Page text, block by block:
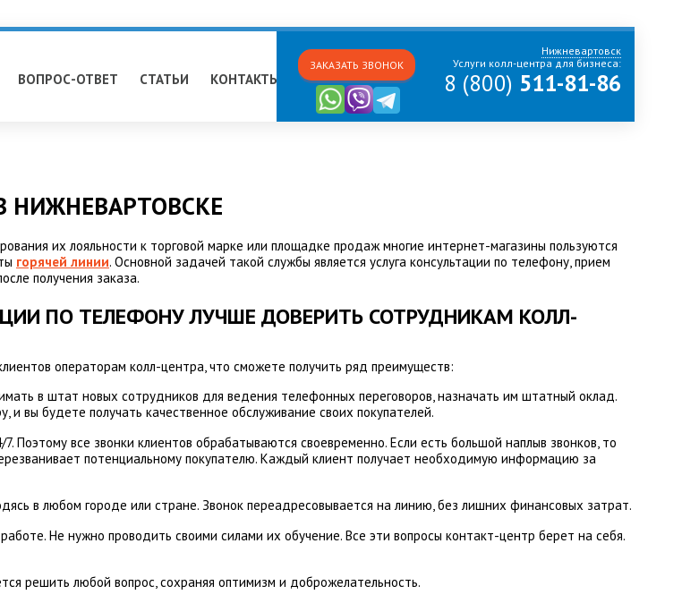
ВОПРОС-ОТВЕТ СТАТЬИ КОНТАКТЫ
ЗАКАЗАТЬ ЗВОНОК
Нижневартовск
Услуги колл-центра для бизнеса:
8 (800) 511-81-86
НИЖНЕВАРТОВСКЕ
их лояльности к торговой марке или площадке продаж многие интернет-магазины пользуются
горячей линии. Основной задачей такой службы является услуга консультации по телефону, прием
получения заказа.
ПО ТЕЛЕФОНУ ЛУЧШЕ ДОВЕРИТЬ СОТРУДНИКАМ КОЛЛ-
операторам колл-центра, что сможете получить ряд преимуществ:
в штат новых сотрудников для ведения телефонных переговоров, назначать им штатный оклад.
и вы будете получать качественное обслуживание своих покупателей.
Поэтому все звонки клиентов обрабатываются своевременно. Если есть большой наплыв звонков, то
потенциальному покупателю. Каждый клиент получает необходимую информацию за
в любом городе или стране. Звонок переадресовывается на линию, без лишних финансовых затрат.
Не нужно проводить своими силами их обучение. Все эти вопросы контакт-центр берет на себя.
решить любой вопрос, сохраняя оптимизм и доброжелательность.